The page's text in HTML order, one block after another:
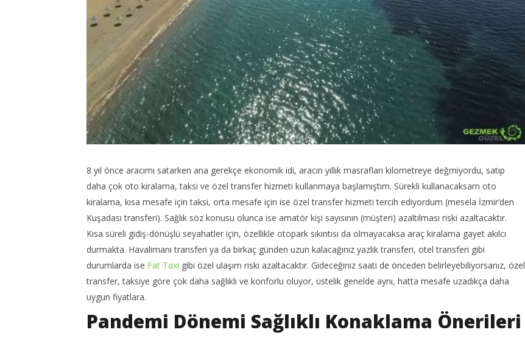
8 yıl önce aracımı satarken ana gerekçe ekonomik idi, aracın yıllık masrafları kilometreye değmiyordu, satıp
daha çok oto kiralama, taksi ve özel transfer hizmeti kullanmaya başlamıştım. Sürekli kullanacaksam oto
kiralama, kısa mesafe için taksi, orta mesafe için ise özel transfer hizmeti tercih ediyordum (mesela İzmir’den
Kuşadası transferi). Sağlık söz konusu olunca ise amatör kişi sayısının (müşteri) azaltılması riski azaltacaktır.
Kısa süreli gidiş-dönüşlü seyahatler için, özellikle otopark sıkıntısı da olmayacaksa araç kiralama gayet akılcı
durmakta. Havalimanı transferi ya da birkaç günden uzun kalacağınız yazlık transferi, otel transferi gibi
durumlarda ise Fat Taxi gibi özel ulaşım riski azaltacaktır. Gideceğiniz saati de önceden belirleyebiliyorsanız, özel
transfer, taksiye göre çok daha sağlıklı ve konforlu oluyor, üstelik genelde aynı, hatta mesafe uzadıkça daha
uygun fiyatlara.
Pandemi Dönemi Sağlıklı Konaklama Önerileri